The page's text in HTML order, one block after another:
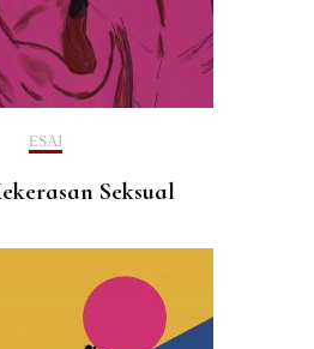
ESAI
Seksual